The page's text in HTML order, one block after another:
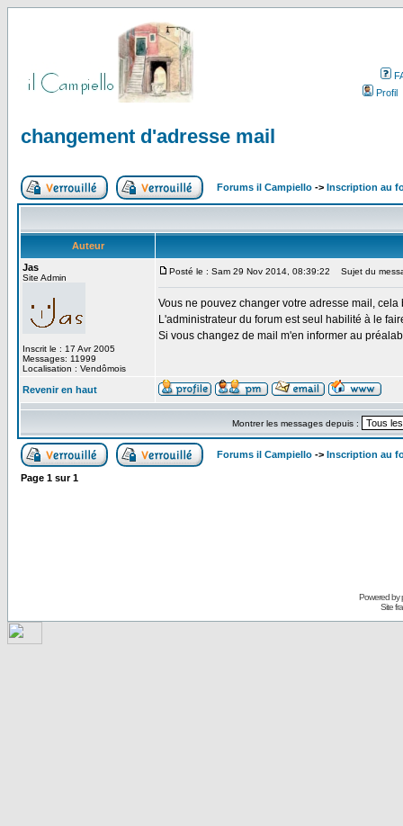
Profil
changement d'adresse mail
Forums il Campiello -> Inscription au
Auteur
Jas
Site Admin
Inscrit le : 17 Avr 2005
Messages: 11999
Localisation : Vendômois
Posté le : Sam 29 Nov 2014, 08:39:22 Sujet du
Vous ne pouvez changer votre adresse mail,
L'administrateur du forum est seul habilité à le
Si vous changez de mail m'en informer au
Revenir en haut
Montrer les messages depuis :
Forums il Campiello -> Inscription au
Page 1 sur1
Powered by
Site